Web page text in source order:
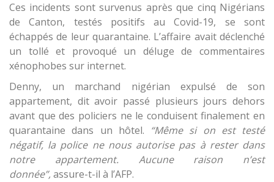
Ces incidents sont survenus après que cinq Nigérians
de Canton, testés positifs au Covid-19, se sont
échappés de leur quarantaine. L’affaire avait déclenché
un tollé et provoqué un déluge de commentaires
xénophobes sur internet.
Denny, un marchand nigérian expulsé de son
appartement, dit avoir passé plusieurs jours dehors
avant que des policiers ne le conduisent finalement en
quarantaine dans un hôtel. “Même si on est testé
négatif, la police ne nous autorise pas à rester dans
notre appartement. Aucune raison n’est
donnée”,assure-t-il à l’AFP.